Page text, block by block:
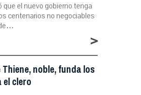
que el nuevo gobierno tenga
centenarios no negociables
>
noble, funda los
clero